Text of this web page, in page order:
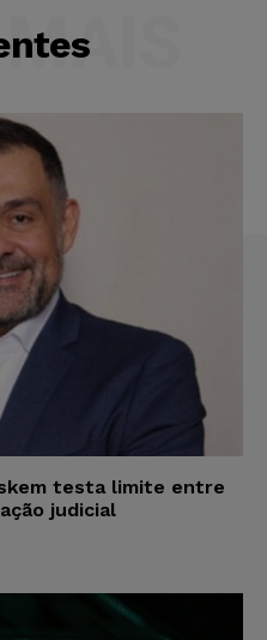
testa limite entre
judicial